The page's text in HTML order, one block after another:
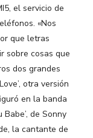
el servicio de
«Nos
que letras
sobre cosas que
dos grandes
otra versión
en la banda
Babe’, de Sonny
la cantante de